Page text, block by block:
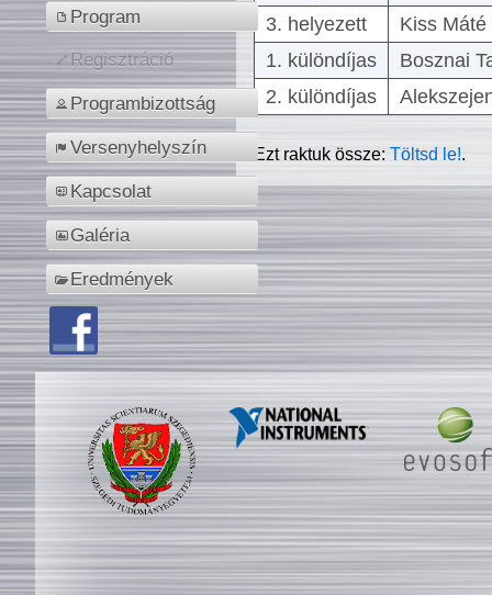
Program
Regisztráció
Programbizottság
Versenyhelyszín
Kapcsolat
Galéria
Eredmények
3. helyezett
Kiss
1. különdíjas
Bosznai
2. különdíjas
Ezt raktuk össze:Töltsd le!.